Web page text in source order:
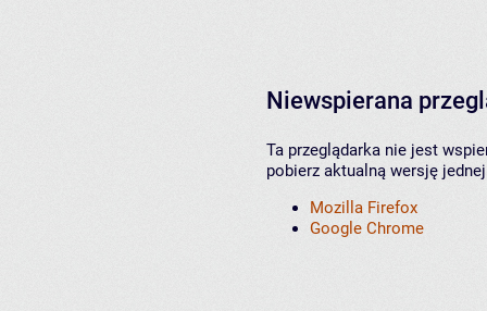
Niewspierana
Ta przeglądarka nie jest
pobierz aktualną wersję
Mozilla Firefox
Google Chrome